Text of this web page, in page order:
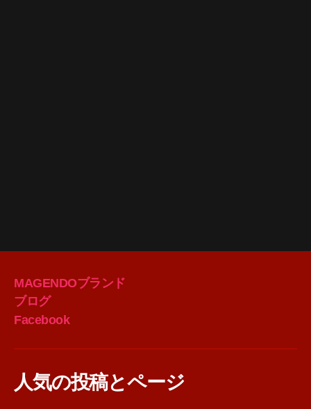
MAGENDOブランド
ブログ
Facebook
人気の投稿とページ